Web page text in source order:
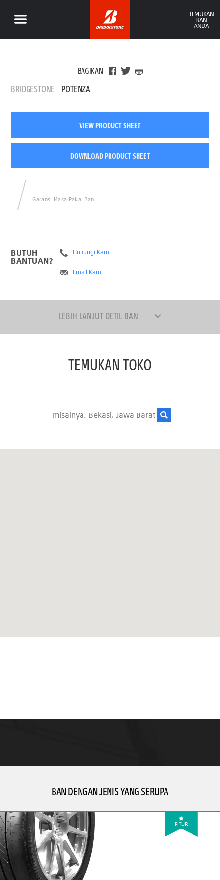
TEMUKAN
BAN
ANDA
BAGIKAN
BRIDGESTONE POTENZA
VIEW PRODUCT SHEET
DOWNLOAD PRODUCT SHEET
Garansi Masa Pakai Ban
BUTUH
BANTUAN?
Hubungi Kami
Email Kami
LEBIH LANJUT DETIL BAN
TEMUKAN TOKO
BAN DENGAN JENIS YANG SERUPA
FITUR